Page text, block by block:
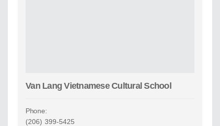
Van Lang Vietnamese Cultural School
Phone:
(206) 399-5425